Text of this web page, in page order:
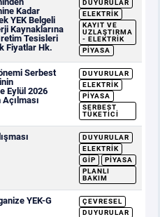
Kadar
YEK Belgeli
Kaynaklarına
Tesisleri
Fiyatlar Hk.
DUYURULAR
ELEKTRIK
KAYIT VE
UZLAŞTIRMA
- ELEKTRIK
PIYASA
Serbest
Eylül 2026
DUYURULAR
ELEKTRIK
PIYASA
SERBEST
TÜKETICI
DUYURULAR
ELEKTRIK
GİP
PIYASA
PLANLI
BAKIM
YEK-G
ÇEVRESEL
DUYURULAR